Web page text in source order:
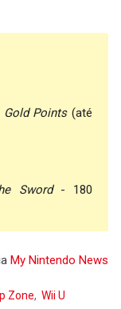
Gold Points(até
Sword- 180
My Nintendo News
Zone Wii U